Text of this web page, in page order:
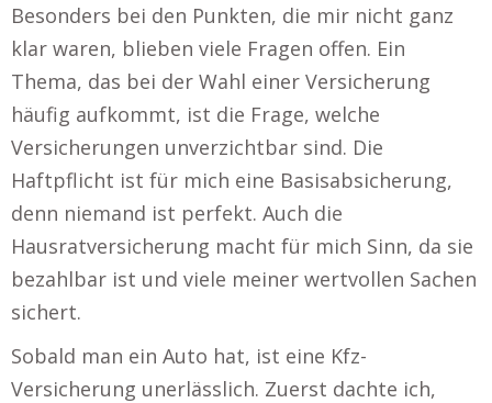
Besonders bei den Punkten, die mir nicht ganz
klar waren, blieben viele Fragen offen. Ein
Thema, das bei der Wahl einer Versicherung
häufig aufkommt, ist die Frage, welche
Versicherungen unverzichtbar sind. Die
Haftpflicht ist für mich eine Basisabsicherung,
denn niemand ist perfekt. Auch die
Hausratversicherung macht für mich Sinn, da sie
bezahlbar ist und viele meiner wertvollen Sachen
sichert.
Sobald man ein Auto hat, ist eine Kfz-
Versicherung unerlässlich. Zuerst dachte ich,